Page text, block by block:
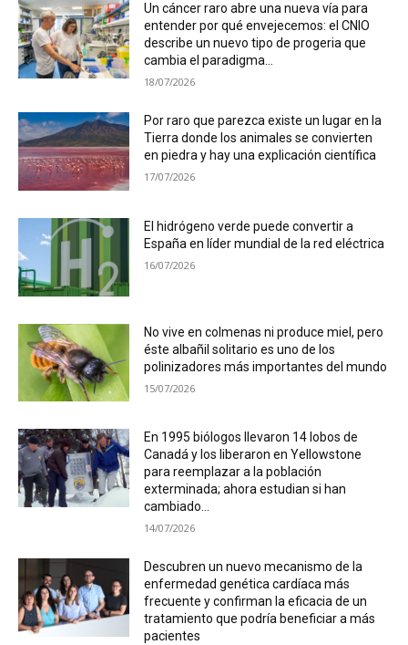
Un cáncer raro abre una nueva vía para
entender por qué envejecemos: el CNIO
describe un nuevo tipo de progeria que
cambia el paradigma...
18/07/2026
Por raro que parezca existe un lugar en la
Tierra donde los animales se convierten
en piedra y hay una explicación científica
17/07/2026
El hidrógeno verde puede convertir a
España en líder mundial de la red eléctrica
16/07/2026
No vive en colmenas ni produce miel, pero
éste albañil solitario es uno de los
polinizadores más importantes del mundo
15/07/2026
En 1995 biólogos llevaron 14 lobos de
Canadá y los liberaron en Yellowstone
para reemplazar a la población
exterminada; ahora estudian si han
cambiado...
14/07/2026
Descubren un nuevo mecanismo de la
enfermedad genética cardíaca más
frecuente y confirman la eficacia de un
tratamiento que podría beneficiar a más
pacientes